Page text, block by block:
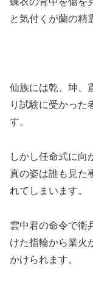
と気付くが蘭の精
仙族には乾、坤、
り試験に受かった
す。
しかし任命式に向
真の姿は誰も見た
れてしまいます。
雲中君の命令で衛
けた指輪から業火
かけられます。